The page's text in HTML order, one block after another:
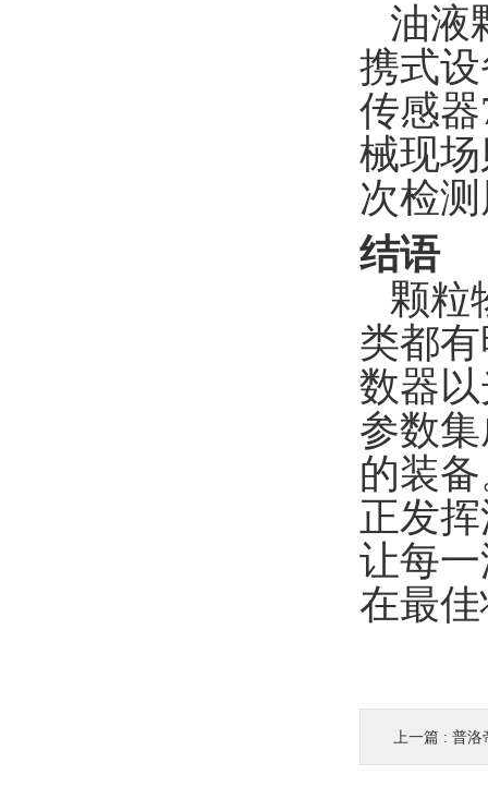
油液
携式
传感
械现
次检
结语
颗粒
类都
数器
参数
的装
正发
让每
在最
上一篇 : 普洛帝